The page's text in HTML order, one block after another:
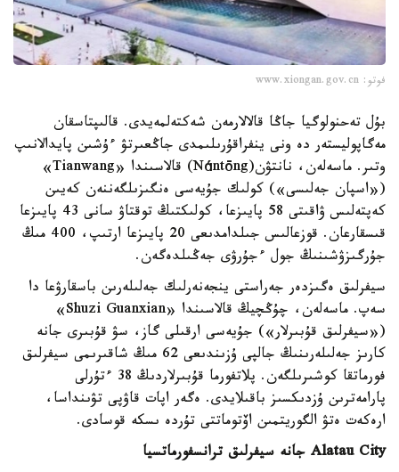
فوتو: www.xiongan.gov.cn
بۇل تەحنولوگيا جاڭا قالالارمەن شەكتەلمەيدى. قالىپتاسقان
مەگاپوليستەر دە ونى ينفراقۇرىلىمدى جاڭعىرتۋ ءۇشىن پايدالانىپ
وتىر. ماسەلەن، نانتۋن(Nántōng) قالاسىندا «Tianwang»
(«اسپان جەلىسى») كولىك جۇيەسى ەنگىزىلگەننەن كەيىن
كەپتەلىس ۋاقىتى 58 پايىزعا، كولىكتىڭ توقتاۋ سانى 43 پايىزعا
قىسقارعان. قوزعالىس جىلدامدىعى 20 پايىزعا ارتىپ، 400 مىڭ
جۇرگىزۋشىنىڭ جول ءجۇرۋى جەڭىلدەگەن.
سيفرلىق ەگىزدەر جەراستى ينجەنەرلىك جەلىلەرىن باسقارۋعا دا
سەپ. ماسەلەن، چۇڭچيڭ قالاسىندا «Shuzi Guanxian»
(«سيفرلىق قۇبىرلار») جۇيەسى ارقىلى گاز، سۋ قۇبىرى جانە
كارىز جەلىلەرىنىڭ جالپى ۇزىندىعى 62 مىڭ شاقىرىمى سيفرلىق
فورماتقا كوشىرىلگەن. پلاتفورما قۇبىرلاردىڭ 38 ءتۇرلى
پارامەترىن ۇزدىكسىز باقىلايدى. ەگەر اپات قاۋپى تۋىنداسا،
ارەكەت ەتۋ الگوريتمىن اۆتوماتتى تۇردە ىسكە قوسادى.
Alatau City جانە سيفرلىق ترانسفورماتسيا